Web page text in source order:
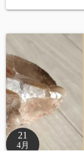
21
4月